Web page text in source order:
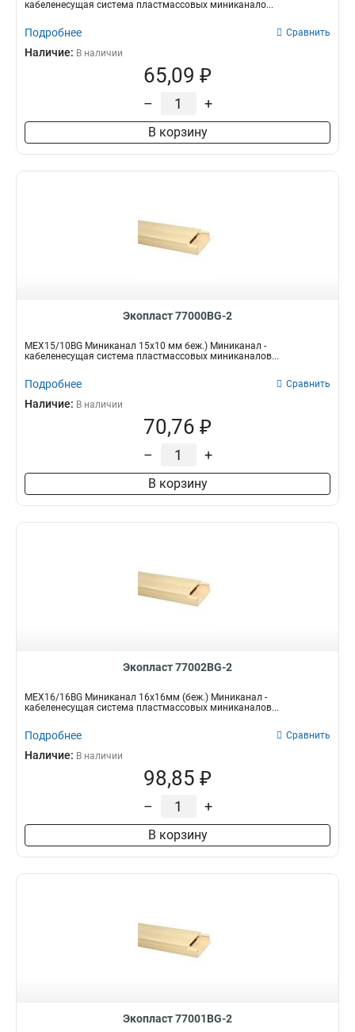
кабеленесущая система пластмассовых миниканало...
Подробнее Сравнить
Наличие: В наличии
65,09 ₽
– +
В корзину
Экопласт 77000BG-2
MEX15/10BG Миниканал 15х10 мм беж.) Миниканал -
кабеленесущая система пластмассовых миниканалов...
Подробнее Сравнить
Наличие: В наличии
70,76 ₽
– +
В корзину
Экопласт 77002BG-2
MEX16/16BG Миниканал 16х16мм (беж.) Миниканал -
кабеленесущая система пластмассовых миниканалов...
Подробнее Сравнить
Наличие: В наличии
98,85 ₽
– +
В корзину
Экопласт 77001BG-2